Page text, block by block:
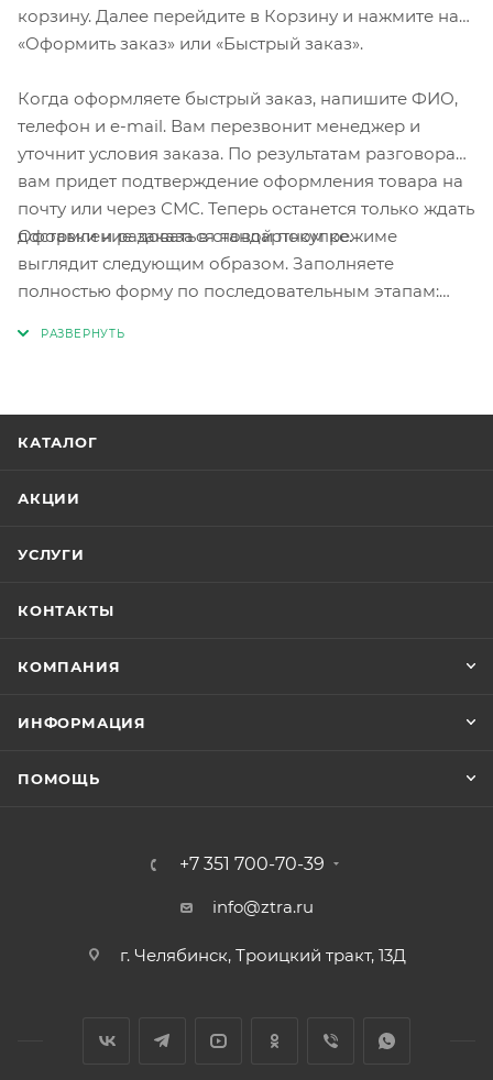
корзину. Далее перейдите в Корзину и нажмите на
«Оформить заказ» или «Быстрый заказ».
Когда оформляете быстрый заказ, напишите ФИО,
телефон и e-mail. Вам перезвонит менеджер и
уточнит условия заказа. По результатам разговора
вам придет подтверждение оформления товара на
почту или через СМС. Теперь останется только ждать
доставки и радоваться новой покупке.
Оформление заказа в стандартном режиме
выглядит следующим образом. Заполняете
полностью форму по последовательным этапам:
КАТАЛОГ
АКЦИИ
УСЛУГИ
КОНТАКТЫ
КОМПАНИЯ
ИНФОРМАЦИЯ
ПОМОЩЬ
+7 351 700-70-39
info@ztra.ru
г. Челябинск, Троицкий тракт, 13Д